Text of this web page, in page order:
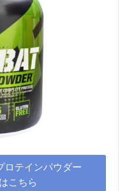
ロテインパウダー
こちら